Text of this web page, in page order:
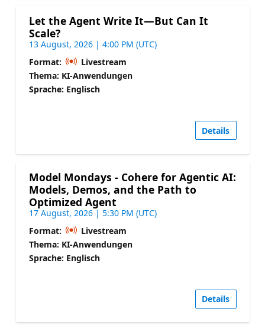
Let the Agent Write It—But Can It
Scale?
13 August, 2026 | 4:00 PM (UTC)
Format:
Livestream
Thema: KI-Anwendungen
Sprache: Englisch
Details
Model Mondays - Cohere for Agentic AI:
Models, Demos, and the Path to
Optimized Agent
17 August, 2026 | 5:30 PM (UTC)
Format:
Livestream
Thema: KI-Anwendungen
Sprache: Englisch
Details